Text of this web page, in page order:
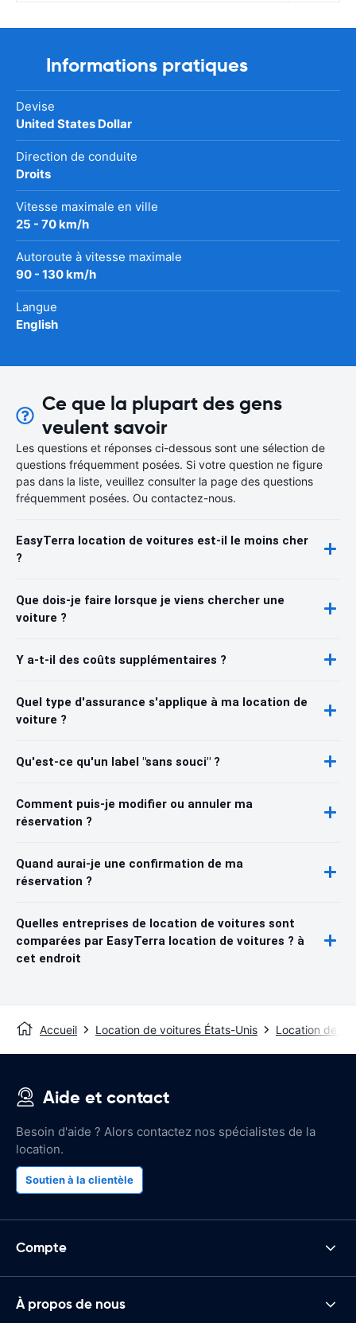
Informations pratiques
Devise
United States Dollar
Direction de conduite
Droits
Vitesse maximale en ville
25 - 70 km/h
Autoroute à vitesse maximale
90 - 130 km/h
Langue
English
Ce que la plupart des gens
veulent savoir
Les questions et réponses ci-dessous sont une sélection de
questions fréquemment posées. Si votre question ne figure
pas dans la liste, veuillez consulter la page des questions
fréquemment posées. Ou contactez-nous.
EasyTerra location de voitures est-il le moins cher
?
Que dois-je faire lorsque je viens chercher une
voiture ?
Y a-t-il des coûts supplémentaires ?
Quel type d'assurance s'applique à ma location de
voiture ?
Qu'est-ce qu'un label "sans souci" ?
Comment puis-je modifier ou annuler ma
réservation ?
Quand aurai-je une confirmation de ma
réservation ?
Quelles entreprises de location de voitures sont
comparées par EasyTerra location de voitures ? à
cet endroit
Accueil Location de voitures États-Unis Location de
Aide et contact
Besoin d'aide ? Alors contactez nos spécialistes de la
location.
Soutien à la clientèle
Compte
À propos de nous